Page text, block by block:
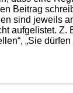
Beitrag
sind jeweils
aufgelistet. Z.
„Sie